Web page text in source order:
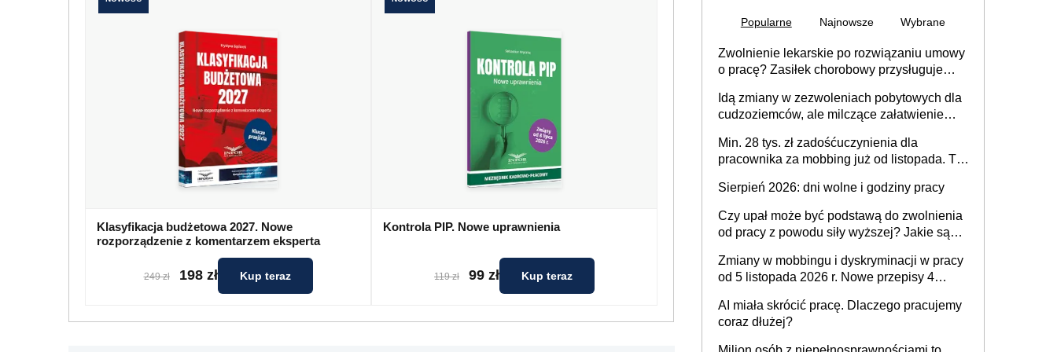
Klasyfikacja budżetowa 2027. Nowe
rozporządzenie z komentarzem eksperta
249 zł 198 zł Kup teraz
Kontrola PIP. Nowe uprawnienia
119 zł 99 zł Kup teraz
Popularne Najnowsze Wybrane
Zwolnienie lekarskie po rozwiązaniu umowy
o pracę? Zasiłek chorobowy przysługuje
dni od ustania stosunku pracy
Idą zmiany w zezwoleniach pobytowych dla
cudzoziemców, ale milczące załatwienie
Min. 28 tys. zł zadośćuczynienia dla
pracownika za mobbing już od listopada. To
zespołu
Sierpień 2026: dni wolne i godziny pracy
Czy upał może być podstawą do zwolnienia
od pracy z powodu siły wyższej? Jakie są
Zmiany w mobbingu i dyskryminacji w pracy
od 5 listopada 2026 r. Nowe przepisy 4
Ustaw
AI miała skrócić pracę. Dlaczego pracujemy
coraz dłużej?